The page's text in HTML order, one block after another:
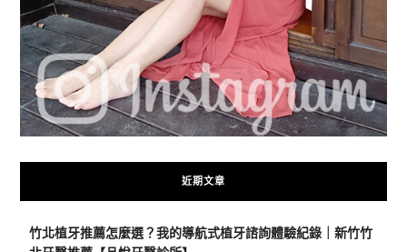
近期文章
竹北植牙推薦怎麼選？我的導航式植牙諮詢體驗紀錄｜新竹竹